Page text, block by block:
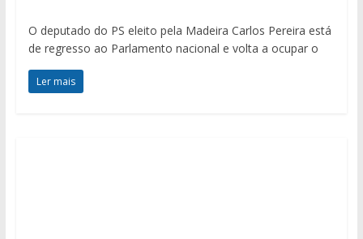
O deputado do PS eleito pela Madeira Carlos Pereira está
de regresso ao Parlamento nacional e volta a ocupar o
Ler mais